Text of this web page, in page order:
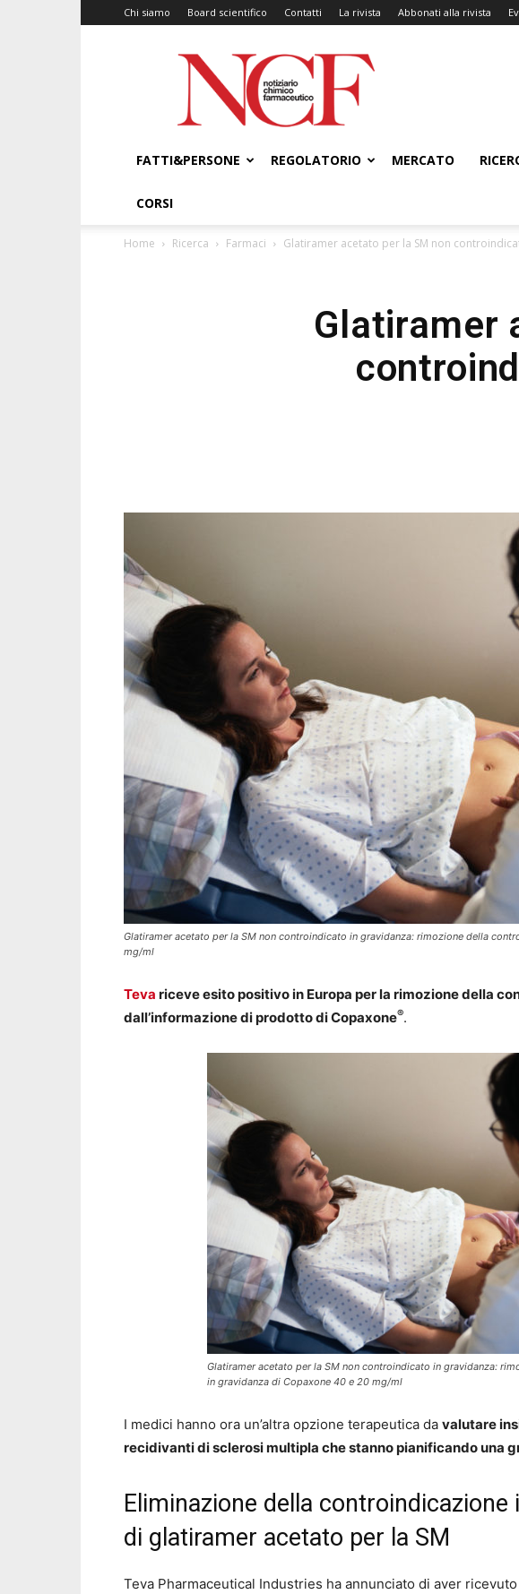
Chi siamo Board scientifico Contatti La rivista Abbonati alla rivista
NCF
–
Notiziario
Chimico
FATTI&PERSONE
REGOLATORIO MERCATO
CORSI
Home Ricerca Farmaci Glatiramer acetato per la SM non
Glatiramer
Glatiramer acetato per la SM non controindicato in gravidanza: rimozione della
mg/ml
Teva riceve esito positivo in Europa per la rimozione della
dall’informazione di prodotto di Copaxone®.
Glatiramer acetato per la SM non controindicato in gravidanza:
in gravidanza di Copaxone 40 e 20 mg/ml
I medici hanno ora un’altra opzione terapeutica da valutare
recidivanti di sclerosi multipla che stanno pianificando una
Eliminazione della controindicazione
di glatiramer acetato per la SM
Teva Pharmaceutical Industries ha annunciato di aver ricevuto